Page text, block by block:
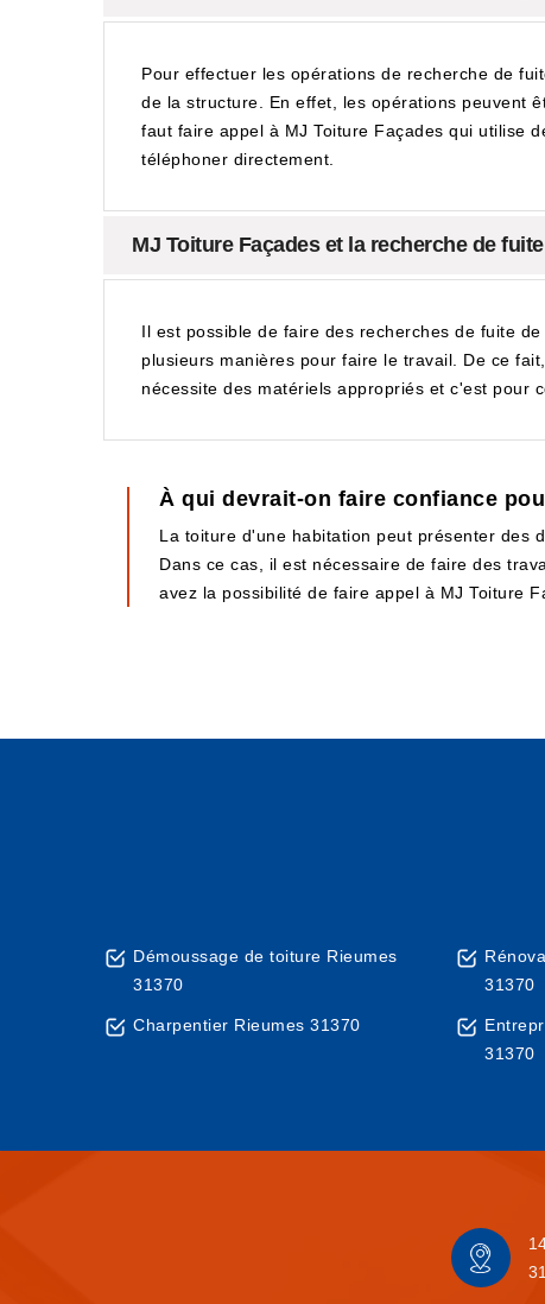
Pour effectuer les opérations de recherche de
de la structure. En effet, les opérations peuvent
faut faire appel à MJ Toiture Façades qui utilise
téléphoner directement.
MJ Toiture Façades et la recherche de
Il est possible de faire des recherches de fuite
plusieurs manières pour faire le travail. De ce
nécessite des matériels appropriés et c'est pour
À qui devrait-on faire confiance
La toiture d'une habitation peut présenter des
Dans ce cas, il est nécessaire de faire des
avez la possibilité de faire appel à MJ Toiture
Démoussage de toiture Rieumes
31370
Charpentier Rieumes 31370
31370
31370